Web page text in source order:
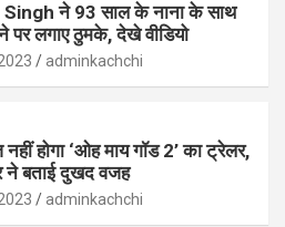
ने 93 साल के नाना के साथ
पर लगाए ठुमके, देखे वीडियो
adminkachchi
होगा ‘ओह माय गॉड 2’ का ट्रेलर,
ने बताई दुखद वजह
adminkachchi